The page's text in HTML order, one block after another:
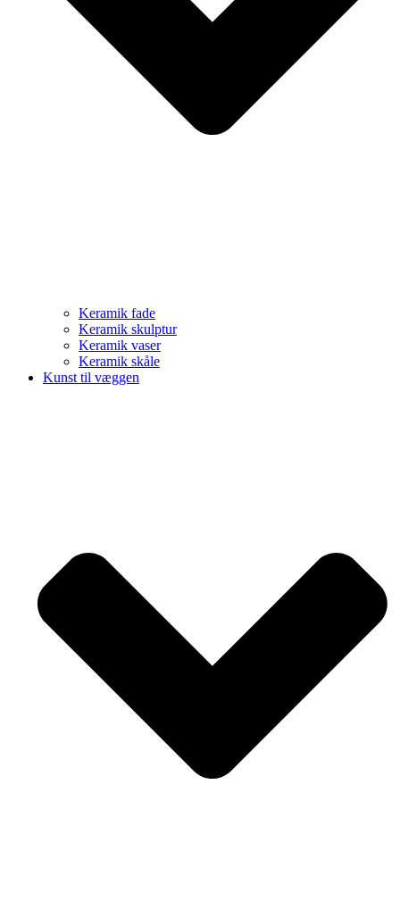
Keramik fade
Keramik skulptur
Keramik vaser
Keramik skåle
Kunst til væggen